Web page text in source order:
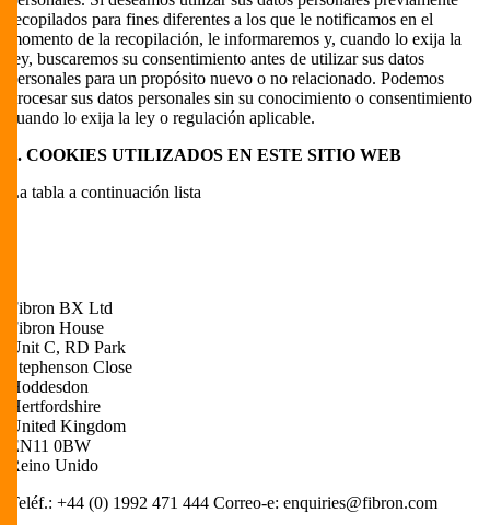
recopilados para fines diferentes a los que le notificamos en el
momento de la recopilación, le informaremos y, cuando lo exija la
ley, buscaremos su consentimiento antes de utilizar sus datos
personales para un propósito nuevo o no relacionado. Podemos
procesar sus datos personales sin su conocimiento o consentimiento
cuando lo exija la ley o regulación aplicable.
7. COOKIES UTILIZADOS EN ESTE SITIO WEB
La tabla a continuación lista
Fibron BX Ltd
Fibron House
Unit C, RD Park
Stephenson Close
Hoddesdon
Hertfordshire
United Kingdom
EN11 0BW
Reino Unido
Teléf.: +44 (0) 1992 471 444 Correo-e: enquiries@fibron.com